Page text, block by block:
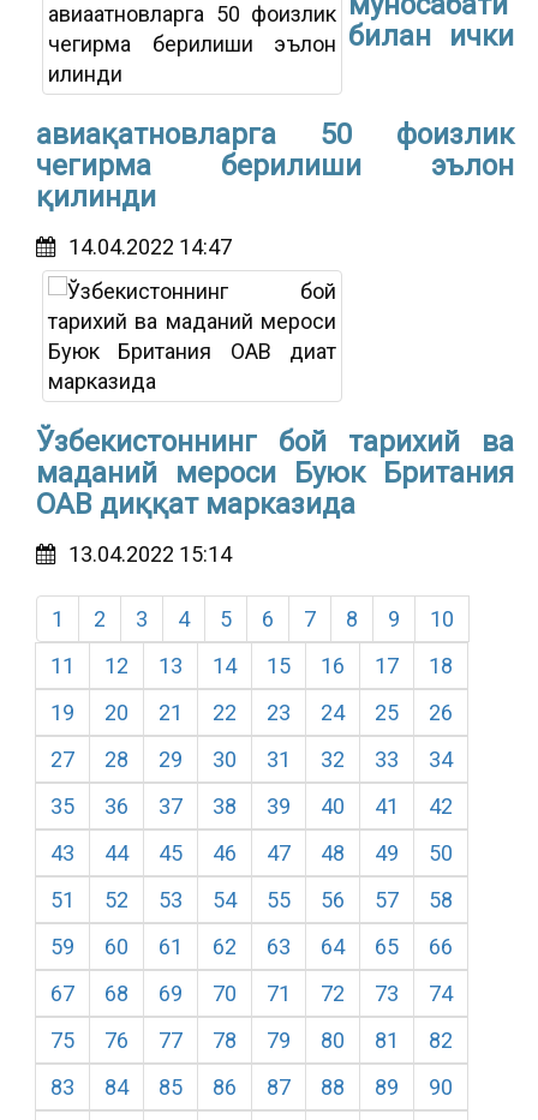
билан ички
авиақатновларга 50 фоизлик
чегирма берилиши эълон
қилинди
14.04.2022 14:47
Ўзбекистоннинг бой тарихий ва
маданий мероси Буюк Британия
ОАВ диққат марказида
13.04.2022 15:14
1 2 3 4 5 6 7 8 9
10
11
12 13 14 15 16 17
18
19
20 21 22 23 24 25
26
27
28 29 30 31 32 33
34
35
36 37 38 39 40 41
42
43
44 45 46 47 48 49
50
51
52 53 54 55 56 57
58
59
60 61 62 63 64 65
66
67
68 69 70 71 72 73
74
75
76 77 78 79 80 81
82
83
84 85 86 87 88 89
90